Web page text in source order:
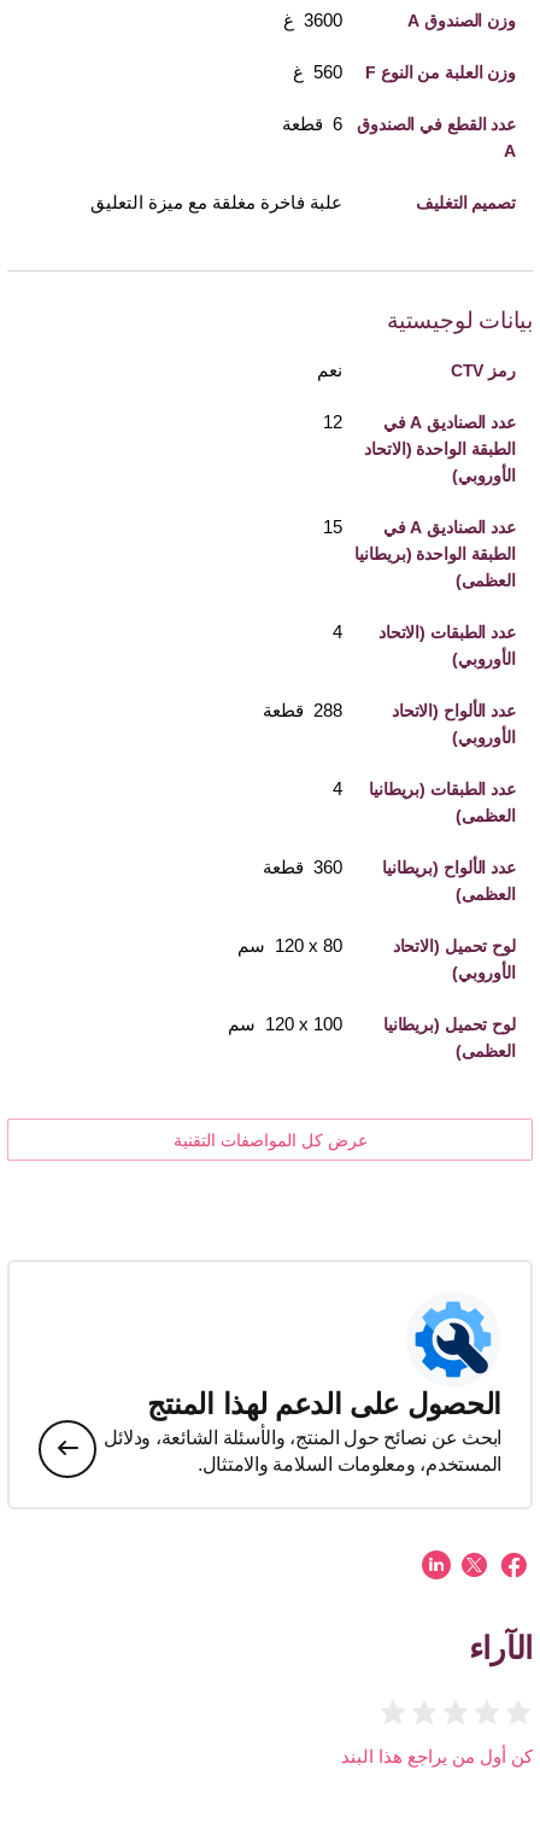
وزن الصندوق A 3600 غ
وزن العلبة من النوع F 560 غ
عدد القطع في الصندوق
A
6 قطعة
تصميم التغليف علبة فاخرة مغلقة مع ميزة التعليق
بيانات لوجيستية
رمز CTV نعم
عدد الصناديق A في
الطبقة الواحدة (الاتحاد
الأوروبي)
12
عدد الصناديق A في
الطبقة الواحدة (بريطانيا
العظمى)
15
عدد الطبقات (الاتحاد
الأوروبي)
4
عدد الألواح (الاتحاد
الأوروبي)
288 قطعة
عدد الطبقات (بريطانيا
العظمى)
4
عدد الألواح (بريطانيا
العظمى)
360 قطعة
لوح تحميل (الاتحاد
الأوروبي)
80 x‏ 120 سم
لوح تحميل (بريطانيا
العظمى)
100 x‏ 120 سم
عرض كل المواصفات التقنية
الحصول على الدعم لهذا المنتج
ابحث عن نصائح حول المنتج، والأسئلة الشائعة، ودلائل
المستخدم، ومعلومات السلامة والامتثال.
الآراء
كن أول من يراجع هذا البند